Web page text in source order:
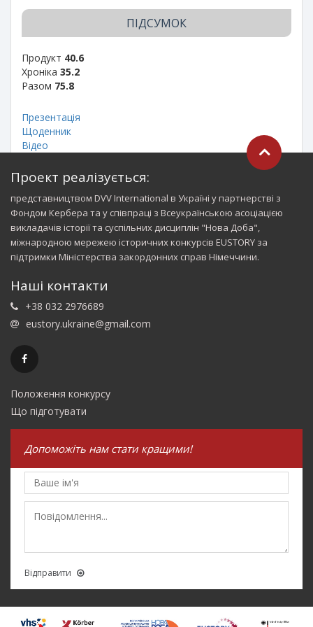
ПІДСУМОК
Продукт 40.6
Хроніка 35.2
Разом 75.8
Презентація
Щоденник
Відео
Проект реалізується:
представництвом DVV International в Україні у партнерстві з
Фондом Кербера та у співпраці з Всеукраїнською асоціацією
викладачів історії та суспільних дисциплін "Нова Доба",
міжнародною мережею історичних конкурсів EUSTORY за
підтримки Міністерства закордонних справ Німеччини.
Наші контакти
+38 032 2976689
eustory.ukraine@gmail.com
Положення конкурсу
Що підготувати
Допоможіть нам стати кращими!
Відправити